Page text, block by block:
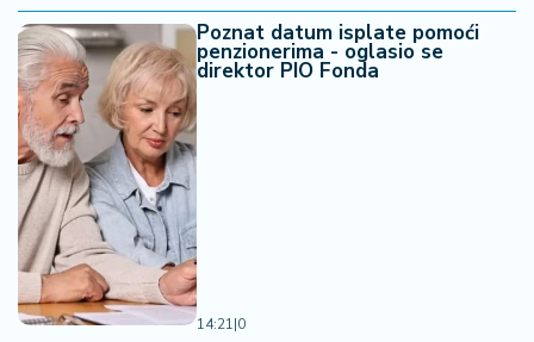
Poznat datum isplate pomoći
penzionerima - oglasio se
direktor PIO Fonda
14:21|0